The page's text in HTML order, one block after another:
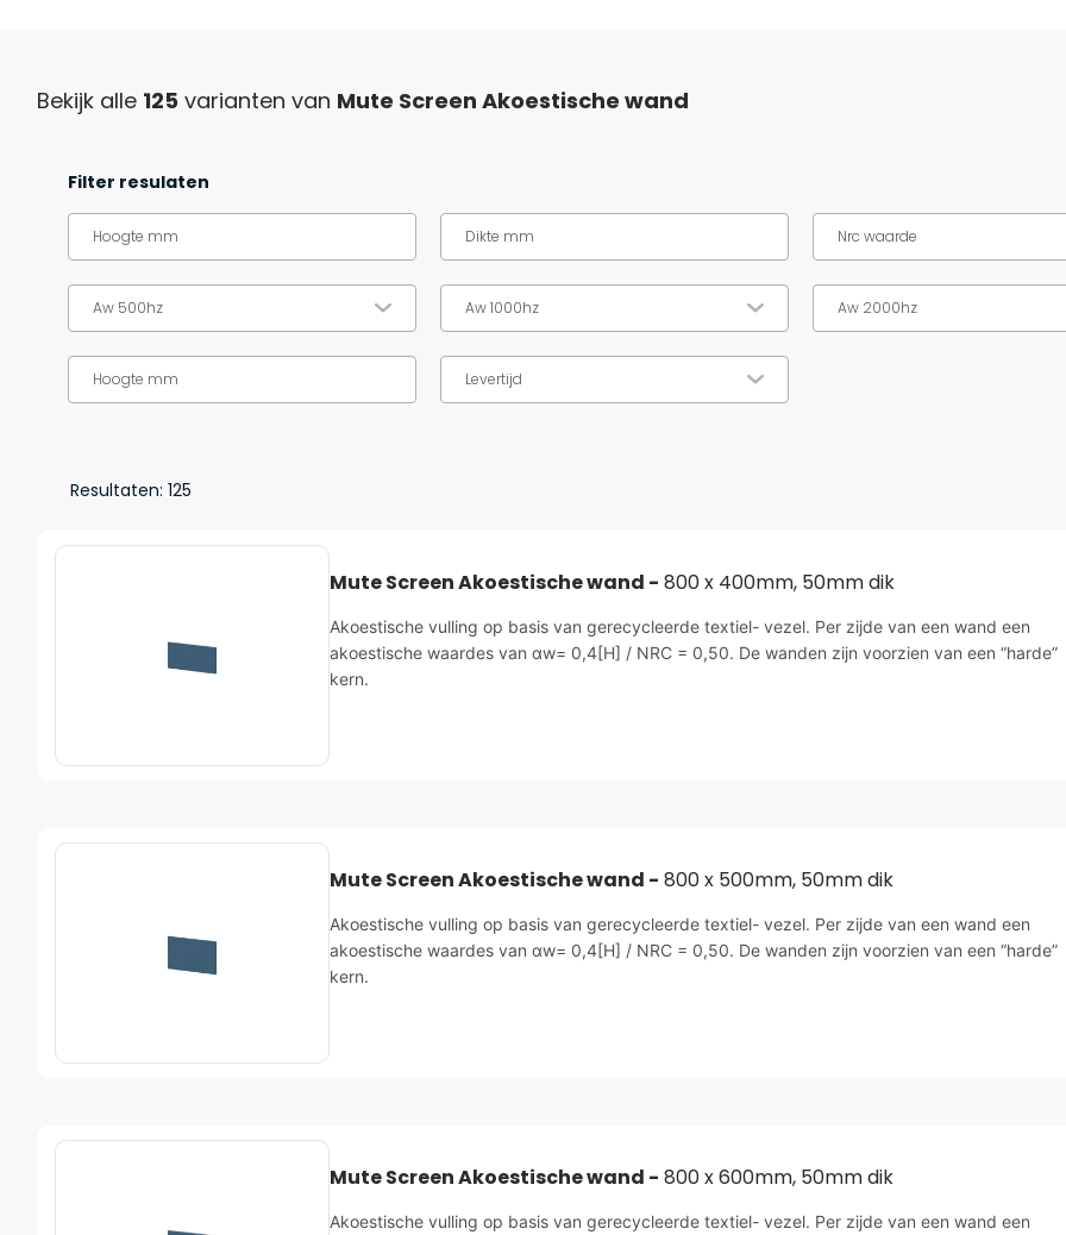
Bekijk alle 125 varianten van Mute Screen Akoestische wand
Filter resulaten
Hoogte mm Dikte mm Nrc waarde
Aw 500hz Aw 1000hz Aw 2000hz
Hoogte mm
Resultaten: 125
Mute Screen Akoestische wand - 800 x 400mm, 50mm dik
Akoestische vulling op basis van gerecycleerde textiel- vezel. Per zijde van een wand een
akoestische waardes van αw= 0,4[H] / NRC = 0,50. De wanden zijn voorzien van een “harde”
kern.
Mute Screen Akoestische wand - 800 x 500mm, 50mm dik
Akoestische vulling op basis van gerecycleerde textiel- vezel. Per zijde van een wand een
akoestische waardes van αw= 0,4[H] / NRC = 0,50. De wanden zijn voorzien van een “harde”
kern.
Mute Screen Akoestische wand - 800 x 600mm, 50mm dik
Akoestische vulling op basis van gerecycleerde textiel- vezel. Per zijde van een wand een